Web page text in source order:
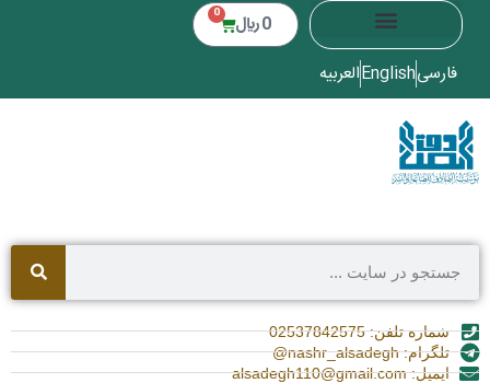
0 ﷼ 0
فارسیEnglishالعربیه
شماره تلفن: 02537842575
تلگرام: nashr_alsadegh@
ایمیل: alsadegh110@gmail.com